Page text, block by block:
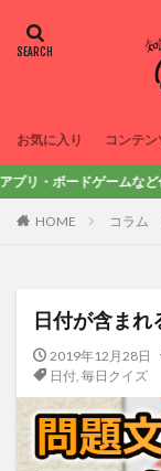
お気に入り コンテン
ムなど色々出していま
HOME コラム
日付が含まれ
2019年12月28日
日付, 毎日クイズ